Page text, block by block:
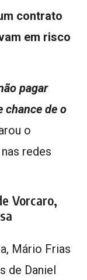
contrato
em risco
pagar
chance de o
o
redes
Vorcaro,
Mário Frias
de Daniel